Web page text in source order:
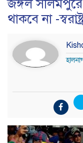
জঙ্গল সলিমপুরে
থাকবে না -